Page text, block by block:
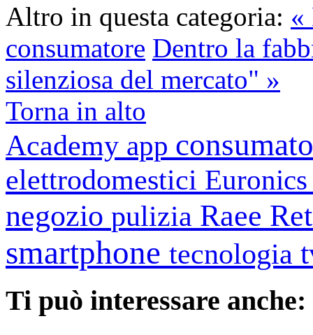
Altro in questa categoria: «
consumatore Dentro la
silenziosa del mercato" »
Torna in alto
Academy app
elettrodomestici
negozio pulizia Raee
smartphone tecnologia
Ti può interessare anche: